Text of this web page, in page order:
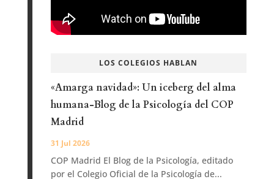
LOS COLEGIOS HABLAN
«Amarga navidad»: Un iceberg del alma
humana-Blog de la Psicología del COP
Madrid
31 Jul 2026
COP Madrid El Blog de la Psicología, editado
por el Colegio Oficial de la Psicología de...